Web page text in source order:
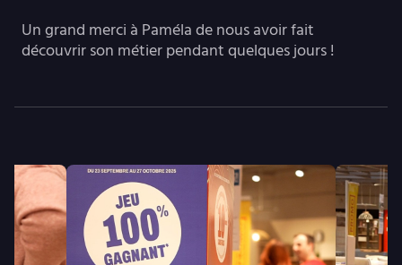
Un grand merci à Paméla de nous avoir fait
découvrir son métier pendant quelques jours !